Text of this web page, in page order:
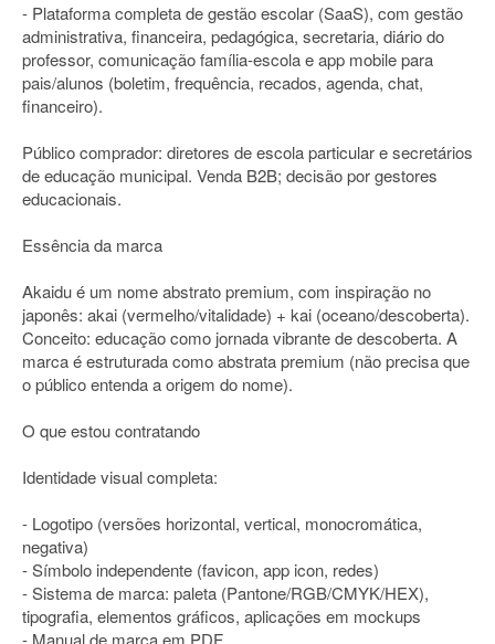
- Plataforma completa de gestão escolar (SaaS), com gestão
administrativa, financeira, pedagógica, secretaria, diário do
professor, comunicação família-escola e app mobile para
pais/alunos (boletim, frequência, recados, agenda, chat,
financeiro).
Público comprador: diretores de escola particular e secretários
de educação municipal. Venda B2B; decisão por gestores
educacionais.
Essência da marca
Akaidu é um nome abstrato premium, com inspiração no
japonês: akai (vermelho/vitalidade) + kai (oceano/descoberta).
Conceito: educação como jornada vibrante de descoberta. A
marca é estruturada como abstrata premium (não precisa que
o público entenda a origem do nome).
O que estou contratando
Identidade visual completa:
- Logotipo (versões horizontal, vertical, monocromática,
negativa)
- Símbolo independente (favicon, app icon, redes)
- Sistema de marca: paleta (Pantone/RGB/CMYK/HEX),
tipografia, elementos gráficos, aplicações em mockups
- Manual de marca em PDF